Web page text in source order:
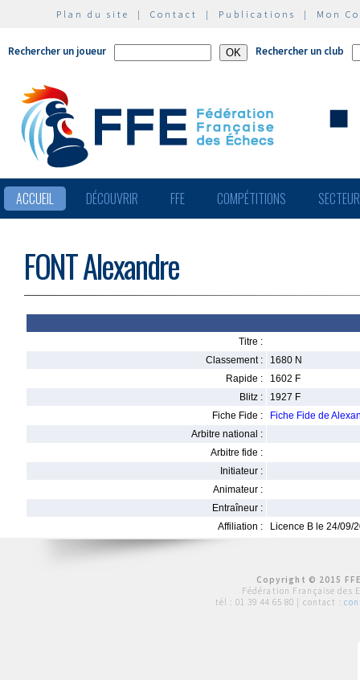
Plan du site | Contact | Publications | Mon
Rechercher un joueur Rechercher un club
ACCUEIL DÉCOUVRIR FFE COMPÉTITIONS
FONT Alexandre
Titre :
Classement :
1680 N
Rapide :
1602 F
Blitz :
1927 F
Fiche Fide :
Fiche Fide de
Arbitre national :
Arbitre fide :
Initiateur :
Animateur :
Entraîneur :
Affiliation :
Licence B le 24/09/
Copyright © 2015
Fédération Française des
tél : 01 39 44 65 80 | contact :